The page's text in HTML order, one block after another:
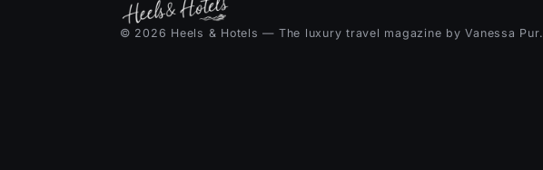
© 2026 Heels & Hotels — The luxury travel magazine by Vanessa Pur.